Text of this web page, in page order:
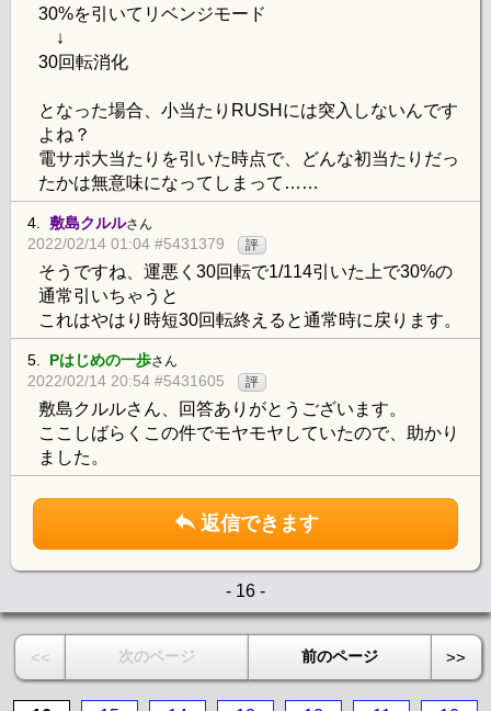
30%を引いてリベンジモード
↓
30回転消化
となった場合、小当たりRUSHには突入しないんです
よね？
電サポ大当たりを引いた時点で、どんな初当たりだっ
たかは無意味になってしまって……
4. 敷島クルルさん
2022/02/14 01:04 #5431379 評
そうですね、運悪く30回転で1/114引いた上で30%の
通常引いちゃうと
これはやはり時短30回転終えると通常時に戻ります。
5. Pはじめの一歩さん
2022/02/14 20:54 #5431605 評
敷島クルルさん、回答ありがとうございます。
ここしばらくこの件でモヤモヤしていたので、助かり
ました。
返信できます
- 16 -
<< 次のページ 前のページ >>